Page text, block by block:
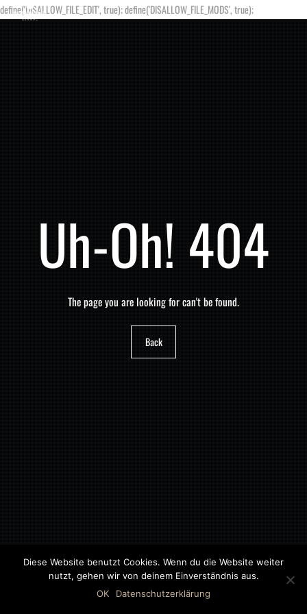
define('DISALLOW_FILE_EDIT', true); define('DISALLOW_FILE_MODS', true);
Uh-Oh! 404
The page you are looking for can't be found.
Back
©2018 MWB – MOTORWAGEN BERNAU GMBH
Diese Website benutzt Cookies. Wenn du die Website weiter
nutzt, gehen wir von deinem Einverständnis aus.
OK
Datenschutzerklärung